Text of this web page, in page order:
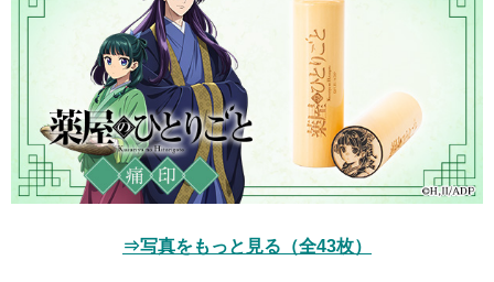
⇒写真をもっと見る（全43枚）